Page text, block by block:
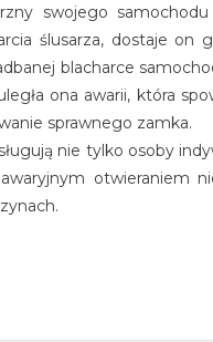
swojego
ślusarza, dostaje on
blacharce
ona awarii, która
sprawnego zamka.
nie tylko osoby
otwieraniem